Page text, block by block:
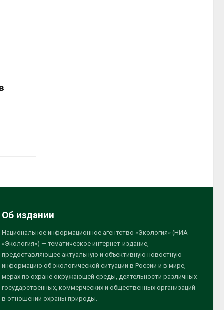
Об издании
Национальное информационное агентство «Экология» (НИА
«Экология») — тематическое интернет-издание,
предоставляющее актуальную и объективную новостную
информацию об экологической ситуации в России и в мире,
мерах по охране окружающей среды, деятельности различных
государственных, коммерческих и общественных организаций
в отношении охраны природы.